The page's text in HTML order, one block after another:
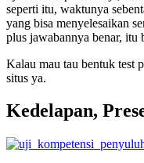
seperti itu, waktunya
yang bisa menyelesaikan
plus jawabannya benar, itu
Kalau mau tau bentuk test
situs ya.
Kedelapan,